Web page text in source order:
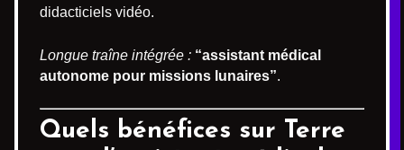
didacticiels vidéo.
Longue traîne intégrée : “assistant médical
autonome pour missions lunaires”.
Quels bénéfices sur Terre